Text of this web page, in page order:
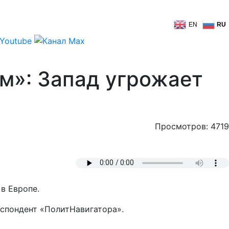
EN RU
Запад угрожает
Просмотров: 4719
Европе.
«ПолитНавигатора».